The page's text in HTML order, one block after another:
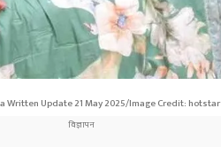
Written Update 21 May 2025/Image Credit: hotstar